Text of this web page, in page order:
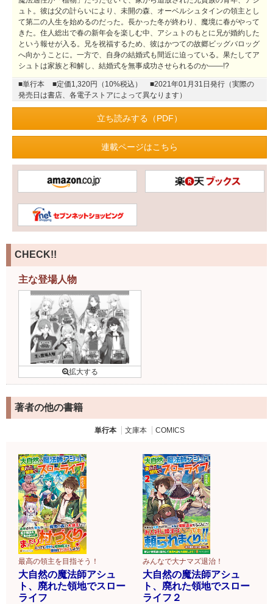
ュト。彼は父の計らいにより、未開の森、オーベルシュタインの領主とし
て第二の人生を始めるのだった。長かった冬が終わり、魔境に春がやって
きた。住人総出で春の新年会を楽しむ中、アシュトのもとに兄が婚約した
という報せが入る。兄を祝福するため、彼はかつての故郷ビッグバロッグ
へ向かうことに。一方で、自身の結婚式も間近に迫っている。果たしてア
シュトは家族と和解し、結婚式を無事成功させられるのか――!?
■単行本 ■定価1,320円（10%税込）
■2021年01月31日発行（実際の
発売日は書店、各電子ストアによって異なります）
立ち読みする（PDF）
連載ページはこちら
CHECK!!
主な登場人物
著者の他の書籍
単行本 文庫本 COMICS
最高の領主を目指そう！
大自然の魔法師アシュ
ト、廃れた領地でスロー
ライフ
みんなで大ナマズ退治！
大自然の魔法師アシュ
ト、廃れた領地でスロー
ライフ２